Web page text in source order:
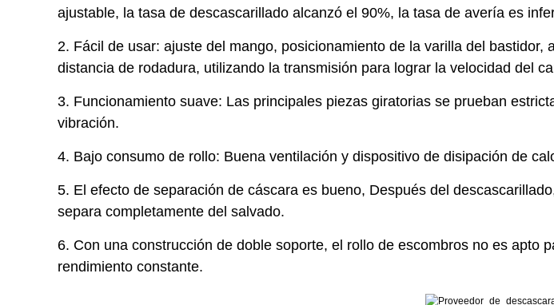
ajustable, la tasa de descascarillado alcanzó el 90%, la tasa de avería es
2. Fácil de usar: ajuste del mango, posicionamiento de la varilla del
distancia de rodadura, utilizando la transmisión para lograr la velocidad del
3. Funcionamiento suave: Las principales piezas giratorias se prueban
vibración.
4. Bajo consumo de rollo: Buena ventilación y dispositivo de disipación de
5. El efecto de separación de cáscara es bueno, Después del
separa completamente del salvado.
6. Con una construcción de doble soporte, el rollo de escombros no es apto
rendimiento constante.